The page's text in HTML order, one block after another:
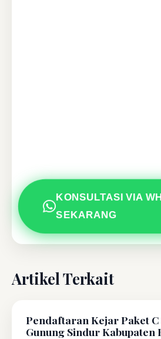
KONSULTASI VIA
SEKARANG
Artikel Terkait
Pendaftaran Kejar Paket
Gunung Sindur Kabupaten